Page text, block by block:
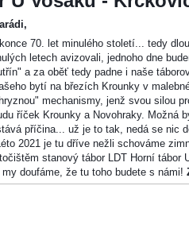
70. let minulého století... tedy
letech avizovali, jednoho dne
a za oběť tedy padne i naše
bytí na březích Krounky v
mechanismy, jenž svou silou
říček Krounky a Novohraky. Možná
příčina... už je to tak, nedá se nic
2021 je tu dříve nežli schováme
stanový tábor LDT Horní tábor
doufáme, že tu toho budete s námi!